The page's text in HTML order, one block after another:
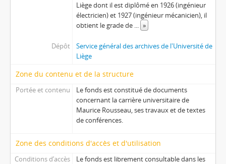
Liège dont il est diplômé en 1926 (ingénieur
électricien) et 1927 (ingénieur mécanicien), il
obtient le grade de ... »
Dépôt
Service général des archives de l'Université de
Liège
Zone du contenu et de la structure
Portée et contenu
Le fonds est constitué de documents
concernant la carrière universitaire de
Maurice Rousseau, ses travaux et de textes
de conférences.
Zone des conditions d'accès et d'utilisation
Conditions d’accès
Le fonds est librement consultable dans les